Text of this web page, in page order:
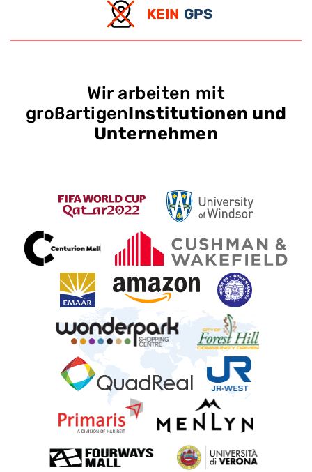
KEIN GPS
Wir arbeiten mit
großartigenInstitutionen und
Unternehmen